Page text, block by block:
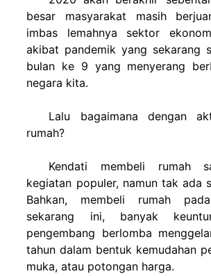
besar masyarakat masih
imbas lemahnya sektor
akibat pandemik yang sekarang
bulan ke 9 yang menyerang
negara kita.
Lalu bagaimana dengan
rumah?
Kendati membeli rumah
kegiatan populer, namun tak ada
Bahkan, membeli rumah
sekarang ini, banyak
pengembang berlomba
tahun dalam bentuk kemudahan
muka, atau potongan harga.